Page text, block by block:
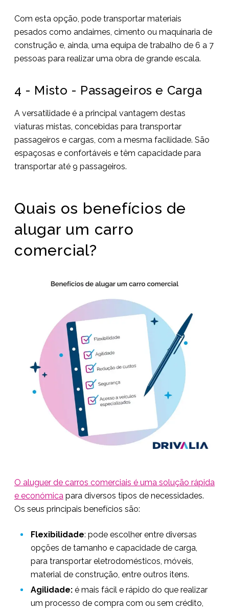
Com esta opção, pode transportar materiais
pesados como andaimes, cimento ou maquinaria de
construção e, ainda, uma equipa de trabalho de 6 a 7
pessoas para realizar uma obra de grande escala.
4 - Misto - Passageiros e Carga
A versatilidade é a principal vantagem destas
viaturas mistas, concebidas para transportar
passageiros e cargas, com a mesma facilidade. São
espaçosas e confortáveis e têm capacidade para
transportar até 9 passageiros.
Quais os benefícios de
alugar um carro
comercial?
O aluguer de carros comerciais é uma solução rápida
e económica para diversos tipos de necessidades.
Os seus principais benefícios são:
Flexibilidade: pode escolher entre diversas
opções de tamanho e capacidade de carga,
para transportar eletrodomésticos, móveis,
material de construção, entre outros itens.
Agilidade: é mais fácil e rápido do que realizar
um processo de compra com ou sem crédito,